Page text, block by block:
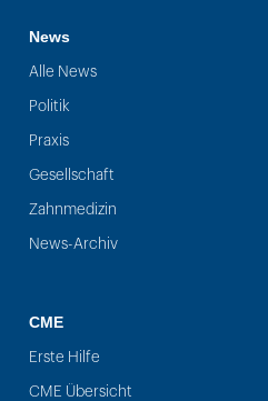
News
Alle News
Politik
Praxis
Gesellschaft
Zahnmedizin
News-Archiv
CME
Erste Hilfe
CME Übersicht